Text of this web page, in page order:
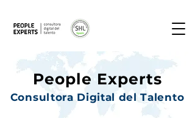
People Experts
Consultora Digital del Talento